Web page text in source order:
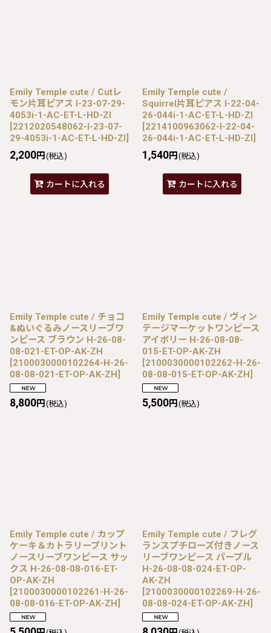
Emily Temple cute / Cutレ
モン片耳ピアス I-23-07-29-
4053i-1-AC-ET-L-HD-ZI
[2212020548062-I-23-07-
29-4053i-1-AC-ET-L-HD-ZI]
2,200円 (税込)
カートに入れる
Emily Temple cute /
Squirrel片耳ピアス I-22-04-
26-044i-1-AC-ET-L-HD-ZI
[2214100963062-I-22-04-
26-044i-1-AC-ET-L-HD-ZI]
1,540円 (税込)
カートに入れる
Emily Temple cute / チョコ
&ぬいぐるみノースリーブワ
ンピース ブラウン H-26-08-
08-021-ET-OP-AK-ZH
[2100030000102264-H-26-
08-08-021-ET-OP-AK-ZH]
8,800円 (税込)
Emily Temple cute / ヴィン
テージマーケットワンピース
アイボリー H-26-08-08-
015-ET-OP-AK-ZH
[2100030000102262-H-26-
08-08-015-ET-OP-AK-ZH]
5,500円 (税込)
Emily Temple cute / カップ
ケーキ＆カトラリープリント
ノースリーブワンピース サッ
クス H-26-08-08-016-ET-
OP-AK-ZH
[2100030000102261-H-26-
08-08-016-ET-OP-AK-ZH]
Emily Temple cute / フレグ
ランスプチローズ付きノース
リーブワンピース パープル
H-26-08-08-024-ET-OP-
AK-ZH
[2100030000102269-H-26-
08-08-024-ET-OP-AK-ZH]